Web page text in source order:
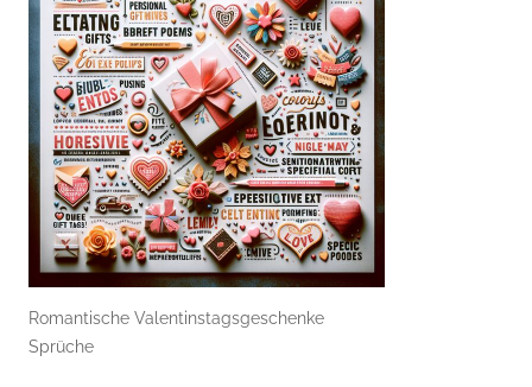
Romantische Valentinstagsgeschenke
Sprüche